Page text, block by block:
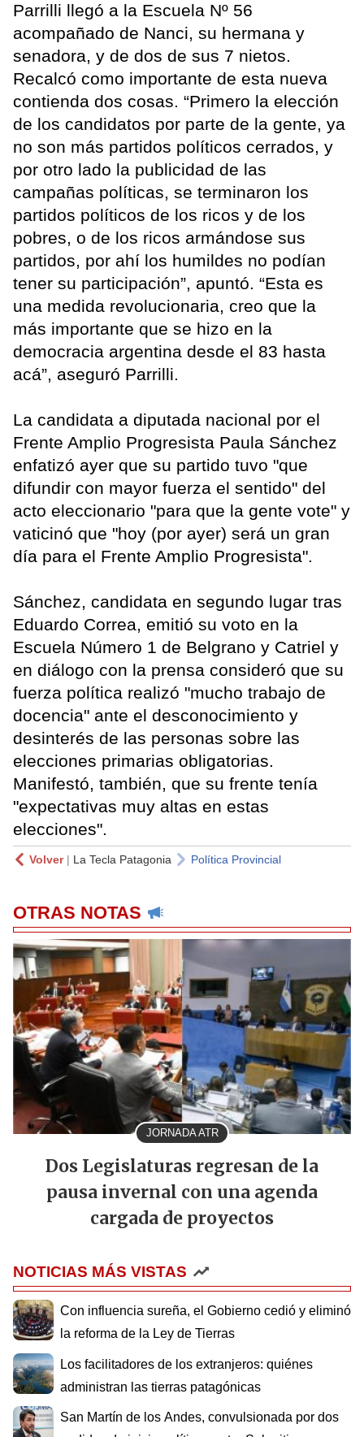
Parrilli llegó a la Escuela Nº 56
acompañado de Nanci, su hermana y
senadora, y de dos de sus 7 nietos.
Recalcó como importante de esta nueva
contienda dos cosas. “Primero la elección
de los candidatos por parte de la gente, ya
no son más partidos políticos cerrados, y
por otro lado la publicidad de las
campañas políticas, se terminaron los
partidos políticos de los ricos y de los
pobres, o de los ricos armándose sus
partidos, por ahí los humildes no podían
tener su participación”, apuntó. “Esta es
una medida revolucionaria, creo que la
más importante que se hizo en la
democracia argentina desde el 83 hasta
acá”, aseguró Parrilli.
La candidata a diputada nacional por el
Frente Amplio Progresista Paula Sánchez
enfatizó ayer que su partido tuvo "que
difundir con mayor fuerza el sentido" del
acto eleccionario "para que la gente vote" y
vaticinó que "hoy (por ayer) será un gran
día para el Frente Amplio Progresista".
Sánchez, candidata en segundo lugar tras
Eduardo Correa, emitió su voto en la
Escuela Número 1 de Belgrano y Catriel y
en diálogo con la prensa consideró que su
fuerza política realizó "mucho trabajo de
docencia" ante el desconocimiento y
desinterés de las personas sobre las
elecciones primarias obligatorias.
Manifestó, también, que su frente tenía
"expectativas muy altas en estas
elecciones".
Volver| La Tecla Patagonia Política Provincial
OTRAS NOTAS
JORNADA ATR
Dos Legislaturas regresan de la
pausa invernal con una agenda
cargada de proyectos
NOTICIAS MÁS VISTAS
Con influencia sureña, el Gobierno cedió y eliminó
la reforma de la Ley de Tierras
Los facilitadores de los extranjeros: quiénes
administran las tierras patagónicas
San Martín de los Andes, convulsionada por dos